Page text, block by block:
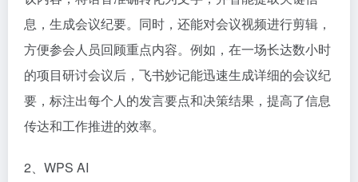
息，生成会议纪要。同时，还能对会议视频进行剪辑，
方便参会人员回顾重点内容。例如，在一场长达数小时
的项目研讨会议后，飞书妙记能迅速生成详细的会议纪
要，标注出每个人的发言要点和决策结果，提高了信息
传达和工作推进的效率。​
2、WPS AI​